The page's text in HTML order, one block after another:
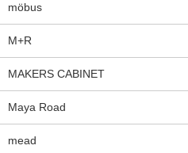
möbus
M+R
MAKERS CABINET
Maya Road
mead